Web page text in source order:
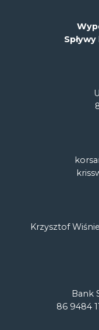
Krzysztof
Bank
86 9484